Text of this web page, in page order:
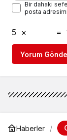
Bir dahaki
posta
5 × =
Yorum
Haberler